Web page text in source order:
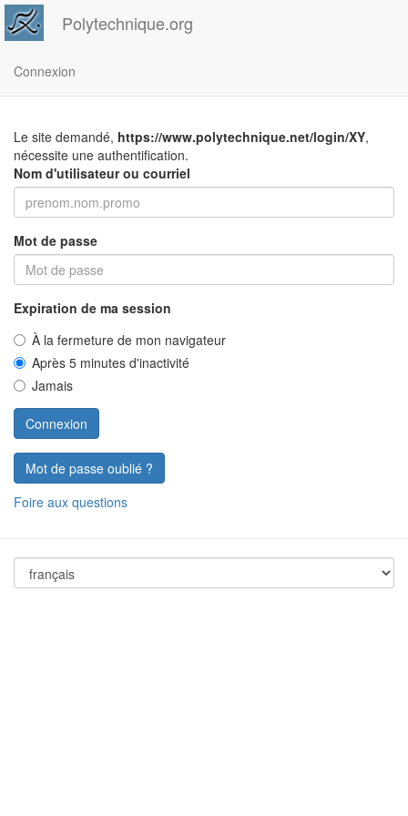
Polytechnique.org
Connexion
Le site demandé, https://www.polytechnique.net/login/XY,
nécessite une authentification.
Nom d'utilisateur ou courriel
Mot de passe
Expiration de ma session
À la fermeture de mon navigateur
Après 5 minutes d'inactivité
Jamais
Mot de passe oublié ?
Foire aux questions